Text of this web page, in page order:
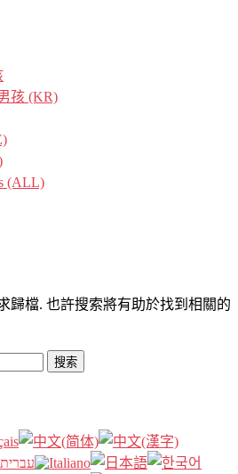
孩 (KR)
(ALL)
歸檔. 也許搜索將有助於找到相關的